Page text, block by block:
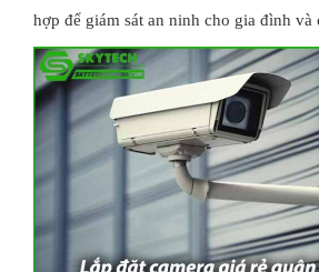
hợp để giám sát an ninh cho gia đình và